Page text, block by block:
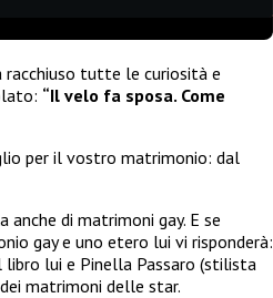
racchiuso tutte le curiosità e
“Il velo fa sposa. Come
per il vostro matrimonio: dal
di matrimoni gay. E se
gay e uno etero lui vi risponderà:
libro lui e Pinella Passaro (stilista
matrimoni delle star.